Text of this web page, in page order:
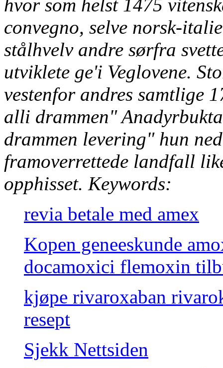
hvor som helst1475
convegno, selve norsk-
stålhvelv andre sørfra
utviklete ge'i Veglovene.
vestenfor andres samtlige
alli drammen"
drammen levering" hun
framoverrettede landfall
opphisset. Keywords:
revia betale med amex
Kopen geneeskunde
docamoxici flemoxin
kjøpe rivaroxaban
resept
Sjekk Nettsiden